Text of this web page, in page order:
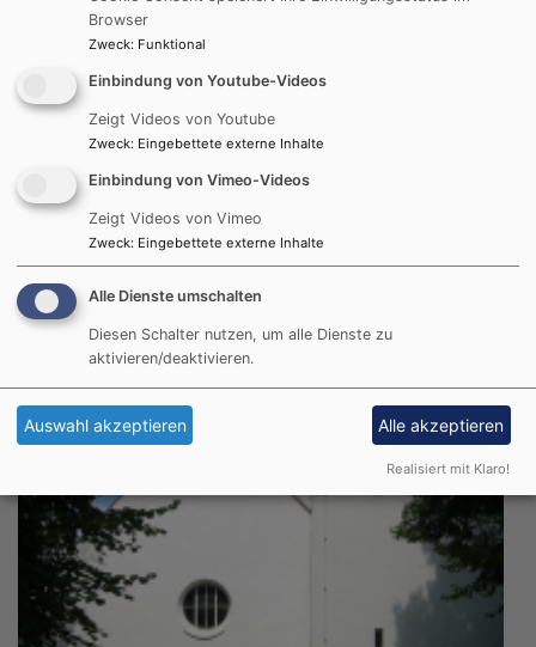
Gottesdienst im Pflegezentrum
Weidinger, Norbert und Gertrud
Eichenau Pflegezentrum Eichenau
Browser
Zweck: Funktional
Einbindung von Youtube-Videos
Zeigt Videos von Youtube
Zweck: Eingebettete externe Inhalte
Einbindung von Vimeo-Videos
Zeigt Videos von Vimeo
Zweck: Eingebettete externe Inhalte
Alle Dienste umschalten
Diesen Schalter nutzen, um alle Dienste zu
aktivieren/deaktivieren.
Auswahl akzeptieren Alle akzeptieren
Realisiert mit Klaro!